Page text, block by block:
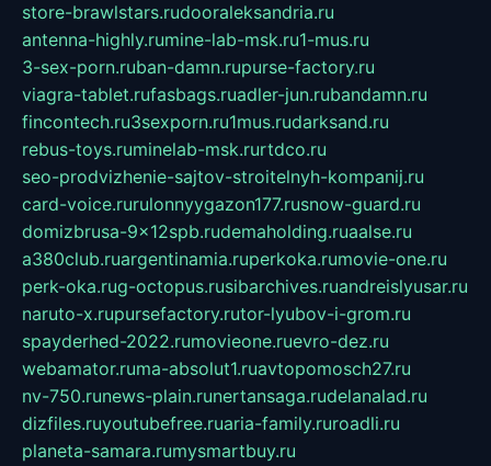
store-brawlstars.rudooraleksandria.ru
antenna-highly.rumine-lab-msk.ru1-mus.ru
3-sex-porn.ruban-damn.rupurse-factory.ru
viagra-tablet.rufasbags.ruadler-jun.rubandamn.ru
fincontech.ru3sexporn.ru1mus.rudarksand.ru
rebus-toys.ruminelab-msk.rurtdco.ru
seo-prodvizhenie-sajtov-stroitelnyh-kompanij.ru
card-voice.rurulonnyygazon177.rusnow-guard.ru
domizbrusa-9x12spb.rudemaholding.ruaalse.ru
a380club.ruargentinamia.ruperkoka.rumovie-one.ru
perk-oka.rug-octopus.rusibarchives.ruandreislyusar.ru
naruto-x.rupursefactory.rutor-lyubov-i-grom.ru
spayderhed-2022.rumovieone.ruevro-dez.ru
webamator.ruma-absolut1.ruavtopomosch27.ru
nv-750.runews-plain.runertansaga.rudelanalad.ru
dizfiles.ruyoutubefree.ruaria-family.ruroadli.ru
planeta-samara.rumysmartbuy.ru